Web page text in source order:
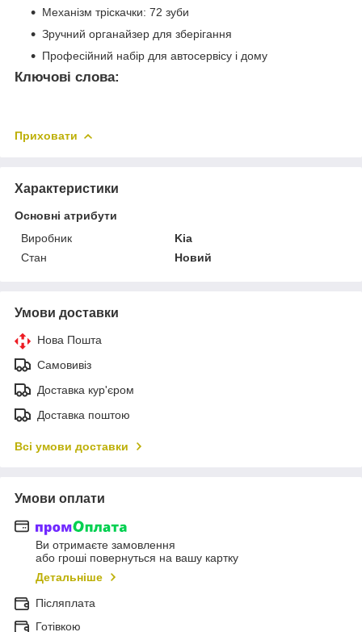
Механізм тріскачки: 72 зуби
Зручний органайзер для зберігання
Професійний набір для автосервісу і дому
Ключові слова:
Приховати
Характеристики
Основні атрибути
Виробник
Kia
Стан
Новий
Умови доставки
Нова Пошта
Самовивіз
Доставка кур'єром
Доставка поштою
Всі умови доставки
Умови оплати
Ви отримаєте замовлення
або гроші повернуться на вашу картку
Детальніше
Післяплата
Готівкою